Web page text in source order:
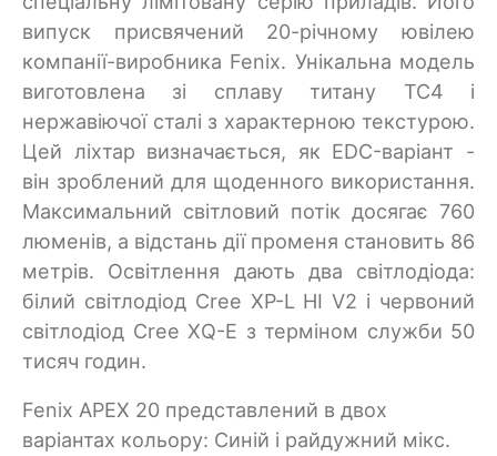
випуск присвячений 20-річному ювілею
компанії-виробника Fenix. Унікальна модель
виготовлена зі сплаву титану TC4 і
нержавіючої сталі з характерною текстурою.
Цей ліхтар визначається, як EDC-варіант -
він зроблений для щоденного використання.
Максимальний світловий потік досягає 760
люменів, а відстань дії променя становить 86
метрів. Освітлення дають два світлодіода:
білий світлодіод Cree XP-L HI V2 і червоний
світлодіод Cree XQ-E з терміном служби 50
тисяч годин.
Fenix APEX 20 представлений в двох
варіантах кольору: Синій і райдужний мікс.